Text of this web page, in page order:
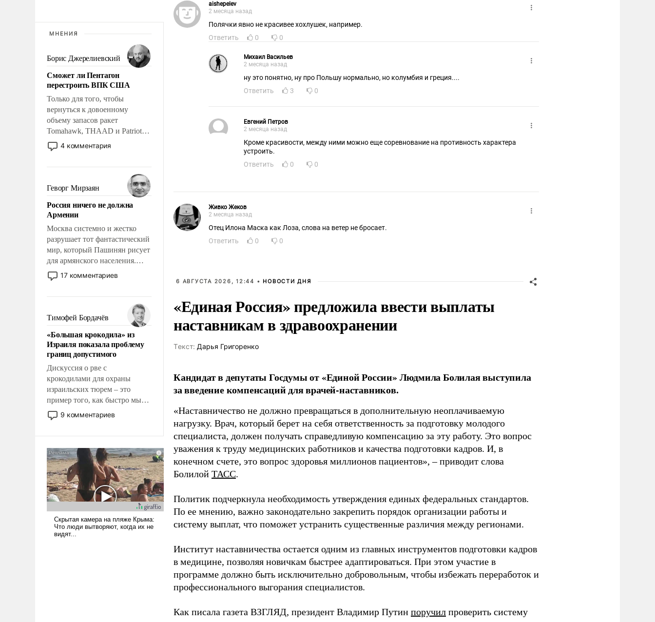
МНЕНИЯ
Борис Джерелиевский
Сможет ли Пентагон
перестроить ВПК США
Только для того, чтобы
вернуться к довоенному
объему запасов ракет
Tomahawk, THAAD и Patriot
США потребуется более трех
лет. Даже небольшая война с
Сложившаяся ситуация
означает многолетний период
уязвимости США, например,
перед Китаем.
4 комментария
Геворг Мирзаян
Россия ничего не должна
Армении
Москва системно и жестко
разрушает тот фантастический
мир, который Пашинян рисует
для армянского населения.
Мир, где политические
прожекты будут безусловно
налогоплательщиков и где
Еревану за свои поступки не
нужно отвечать.
17 комментариев
Тимофей Бордачёв
«Большая крокодила» из
Израиля показала проблему
границ допустимого
Дискуссия о рве с
крокодилами для охраны
израильских тюрем – это
пример того, как быстро мы
двигаемся по пути
революционных изменений.
псевдонаучной фантастики,
стало всерьез обсуждаемой
идеей.
9 комментариев
aishepelev
2 месяца назад
Полячки явно не красивее хохлушек, например.
Ответить
0 0
Михаил Васильев
2 месяца назад
ну это понятно, ну про Польшу нормально, но колумбия и греция....
Ответить
3 0
Евгений Петров
2 месяца назад
Кроме красивости, между ними можно еще соревнование на противность характера
устроить.
Ответить
0 0
Живко Жеков
2 месяца назад
Отец Илона Маска как Лоза, слова на ветер не бросает.
Ответить
0 0
6 АВГУСТА 2026, 12:44 • НОВОСТИ ДНЯ
«Единая Россия» предложила ввести выплаты
наставникам в здравоохранении
Tекст: Дарья Григоренко
Кандидат в депутаты Госдумы от «Единой России» Людмила Болилая выступила
за введение компенсаций для врачей-наставников.
«Наставничество не должно превращаться в дополнительную неоплачиваемую
нагрузку. Врач, который берет на себя ответственность за подготовку молодого
специалиста, должен получать справедливую компенсацию за эту работу. Это вопрос
уважения к труду медицинских работников и качества подготовки кадров. И, в
конечном счете, это вопрос здоровья миллионов пациентов», – приводит слова
Болилой ТАСС.
Политик подчеркнула необходимость утверждения единых федеральных стандартов.
По ее мнению, важно законодательно закрепить порядок организации работы и
систему выплат, что поможет устранить существенные различия между регионами.
Институт наставничества остается одним из главных инструментов подготовки кадров
в медицине, позволяя новичкам быстрее адаптироваться. При этом участие в
программе должно быть исключительно добровольным, чтобы избежать переработок и
профессионального выгорания специалистов.
Как писала газета ВЗГЛЯД, президент Владимир Путин поручил проверить систему